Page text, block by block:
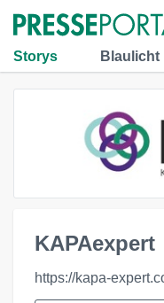
Storys Blaulicht
KAPAexpert
https://kapa-